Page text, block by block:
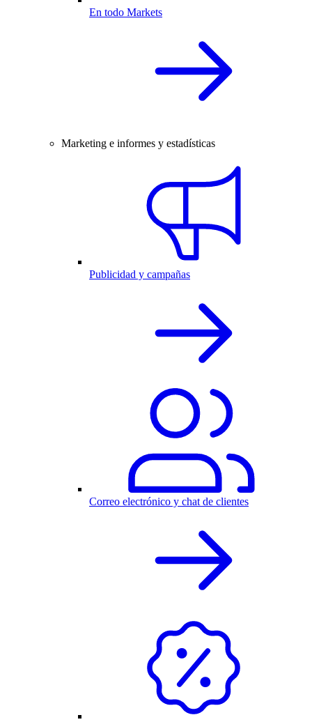
En todo Markets
Marketing e informes y estadísticas
Publicidad y campañas
Correo electrónico y chat de clientes